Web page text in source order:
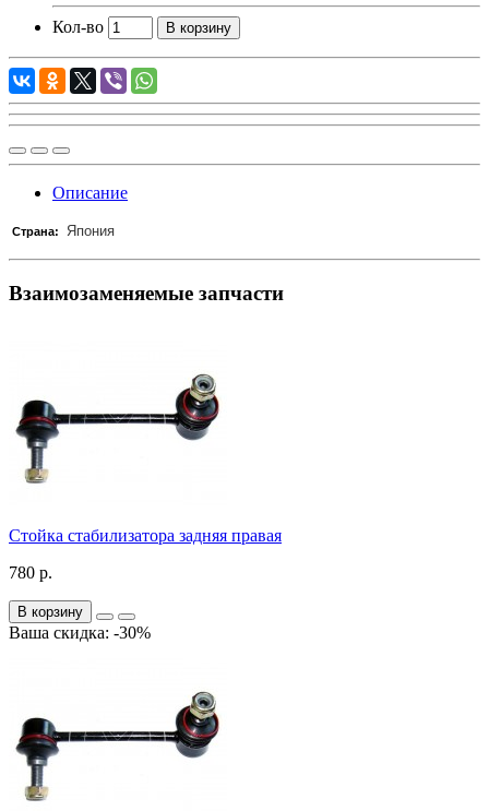
Кол-во В корзину
Описание
Страна: Япония
Взаимозаменяемые запчасти
Стойка стабилизатора задняя правая
780 р.
В корзину
Ваша скидка: -30%